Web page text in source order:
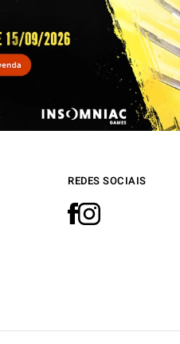
REDES SOCIAIS